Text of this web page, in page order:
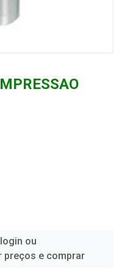
ou
preços e comprar